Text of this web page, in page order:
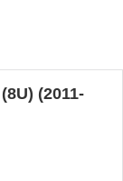
(2011-